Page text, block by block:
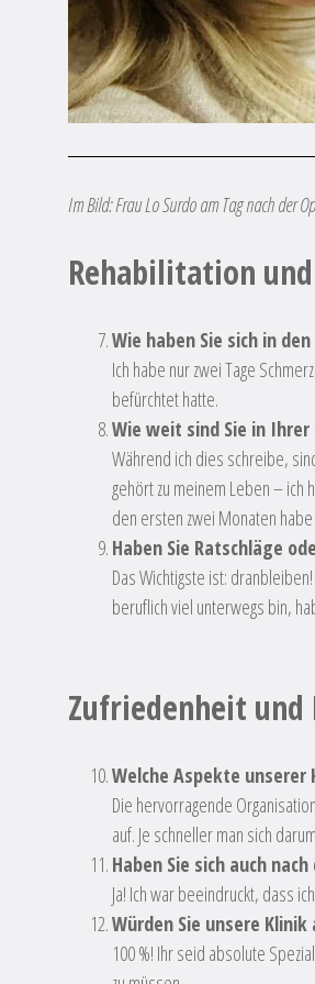
Im Bild:Frau Lo Surdo am Tag nach der
Rehabilitation
Wie haben Sie sich in
Ich habe nur zwei Tage
befürchtet hatte.
Wie weit sind Sie in Ihrer
Während ich dies schreibe,
gehört zu meinem Leben – ich
den ersten zwei Monaten
Haben Sie Ratschläge
Das Wichtigste ist:
beruflich viel unterwegs bin,
Zufriedenheit und
Welche Aspekte unserer
Die hervorragende
auf. Je schneller man sich
Haben Sie sich auch
Ja! Ich war beeindruckt, dass
Würden Sie unsere
100 %! Ihr seid absolute